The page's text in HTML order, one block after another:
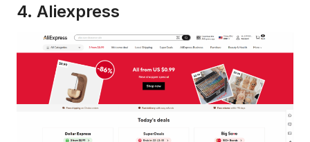
4. Aliexpress